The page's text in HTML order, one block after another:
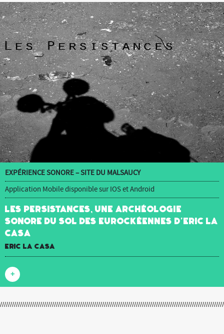
EXPÉRIENCE SONORE – SITE DU MALSAUCY
Application Mobile disponible sur IOS et Android
Les Persistances, une archéologie
sonore du sol des Eurockéennes d’Eric La
Casa
Eric La Casa
+